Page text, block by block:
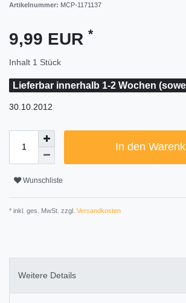
Artikelnummer: MCP-1171137
9,99 EUR *
Inhalt 1 Stück
Lieferbar innerhalb 1-2 Wochen
30.10.2012
In den
Wunschliste
* inkl. ges. MwSt. zzgl. Versandkosten
Weitere Details